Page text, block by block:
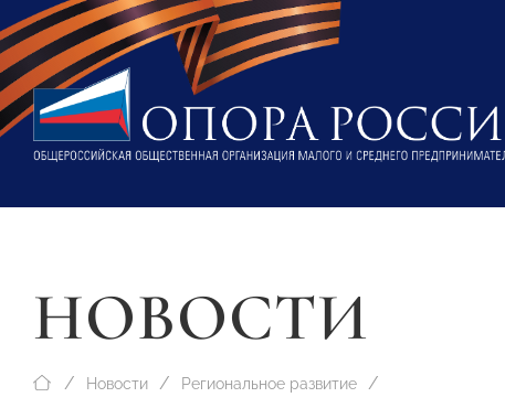
НОВОСТИ
Новости Региональное развитие